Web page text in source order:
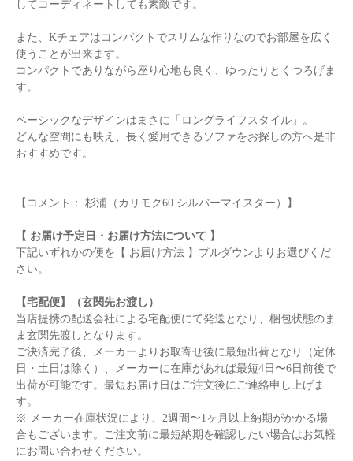
してコーディネートしても素敵です。
また、Kチェアはコンパクトでスリムな作りなのでお部屋を広く
使うことが出来ます。
コンパクトでありながら座り心地も良く、ゆったりとくつろげま
す。
ベーシックなデザインはまさに「ロングライフスタイル」。
どんな空間にも映え、長く愛用できるソファをお探しの方へ是非
おすすめです。
【コメント： 杉浦（カリモク60 シルバーマイスター）】
【 お届け予定日・お届け方法について 】
下記いずれかの便を【 お届け方法 】プルダウンよりお選びくだ
さい。
【宅配便】（玄関先お渡し）
当店提携の配送会社による宅配便にて発送となり、梱包状態のま
ま玄関先渡しとなります。
ご決済完了後、メーカーよりお取寄せ後に最短出荷となり（定休
日・土日は除く）、メーカーに在庫があれば最短4日〜6日前後で
出荷が可能です。最短お届け日はご注文後にご連絡申し上げま
す。
※ メーカー在庫状況により、2週間〜1ヶ月以上納期がかかる場
合もございます。ご注文前に最短納期を確認したい場合はお気軽
にお問い合わせください。